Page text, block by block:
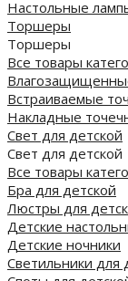
Настольные
Торшеры
Торшеры
Все товары
Встраиваемые
Накладные
Свет для детской
Свет для детской
Все товары
Бра для детской
Люстры для
Детские
Детские ночники
Светильники для